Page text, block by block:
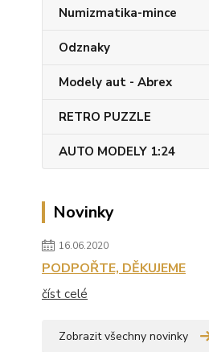
Numizmatika-mince
Odznaky
Modely aut - Abrex
RETRO PUZZLE
AUTO MODELY 1:24
Novinky
16.06.2020
PODPOŘTE, DĚKUJEME
číst celé
Zobrazit všechny novinky